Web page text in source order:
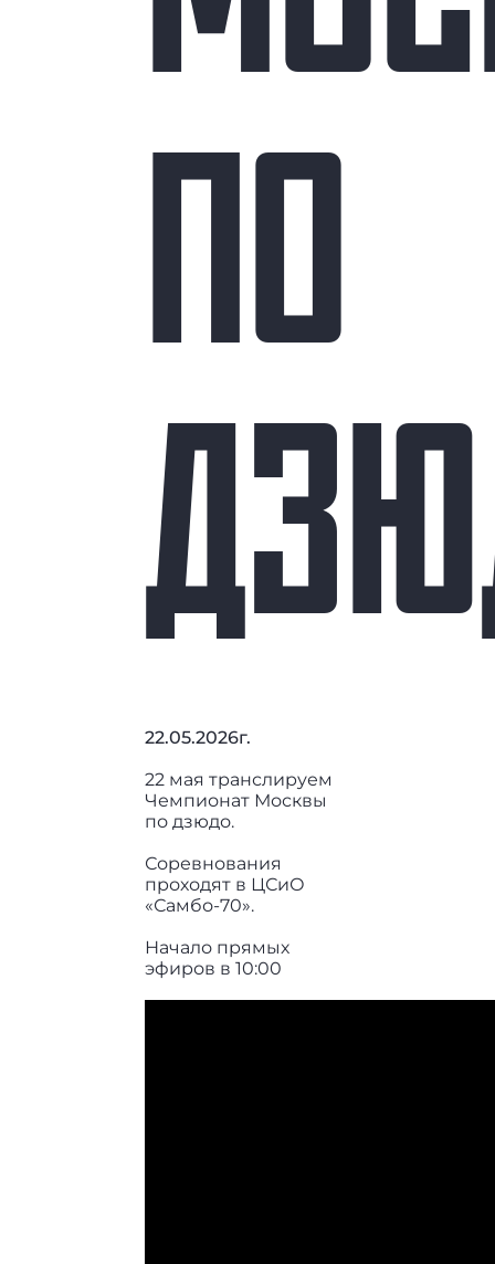
ПО
22.05.2026г.
22 мая транслируем
Чемпионат Москвы
по дзюдо.
Соревнования
проходят в ЦСиО
«Самбо-70».
Начало прямых
эфиров в 10:00